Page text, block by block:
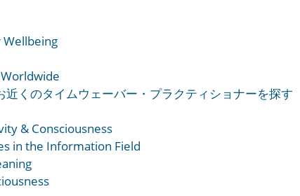
Wellbeing
近くのタイムウェーバー・プラクティショナーを探す
& Consciousness
in the Information Field